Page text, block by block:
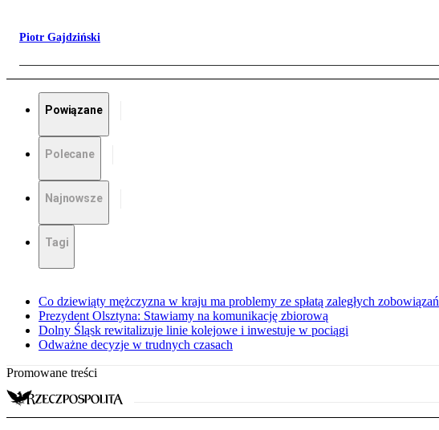
Piotr Gajdziński
Powiązane
Polecane
Najnowsze
Tagi
Co dziewiąty mężczyzna w kraju ma problemy ze spłatą zaległych zobowiązań
Prezydent Olsztyna: Stawiamy na komunikację zbiorową
Dolny Śląsk rewitalizuje linie kolejowe i inwestuje w pociągi
Odważne decyzje w trudnych czasach
Promowane treści